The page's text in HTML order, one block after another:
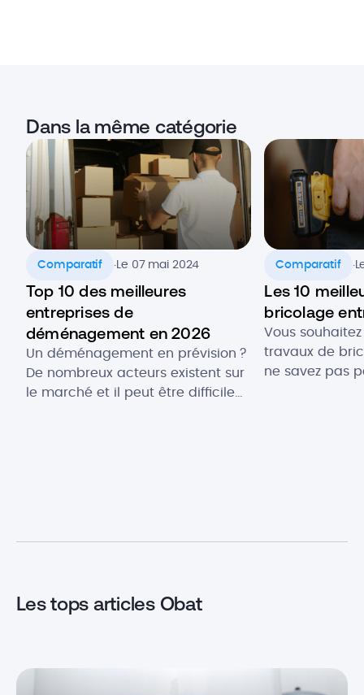
Dans la même catégorie
Comparatif Le 07 mai 2024
Top 10 des meilleures
entreprises de
déménagement en 2026
Un déménagement en prévision ?
De nombreux acteurs existent sur
le marché et il peut être difficile
Comparatif
Les 10
bricolage
Vous
travaux de
ne savez pas
Les tops articles Obat